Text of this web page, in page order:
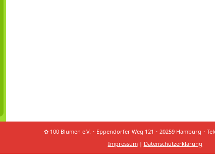
✿ 100 Blumen e.V.・Eppendorfer Weg 121・20259 Hamburg・
Impressum| Datenschutzerklärung